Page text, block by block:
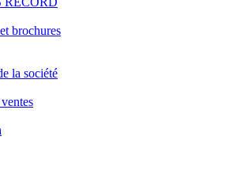
brochures
la société